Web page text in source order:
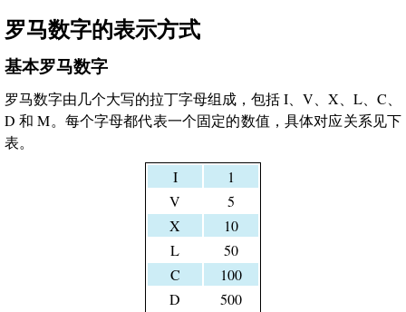
罗马数字的表示方式
基本罗马数字
罗马数字由几个大写的拉丁字母组成，包括 I、V、X、L、C、
D 和 M。每个字母都代表一个固定的数值，具体对应关系见下
表。
I
1
V
5
X
10
L
50
C
100
D
500